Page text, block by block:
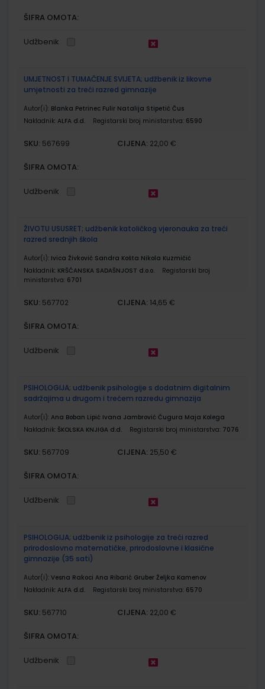
ŠIFRA OMOTA:
Udžbenik
UMJETNOST I TUMAČENJE SVIJETA; udžbenik iz likovne
umjetnosti za treći razred gimnazije
Autor(i): Blanka Petrinec Fulir Natalija Stipetić Čus
Nakladnik: ALFA d.d. Registarski broj ministarstva: 6590
SKU: 567699 CIJENA: 22,00 €
ŠIFRA OMOTA:
Udžbenik
ŽIVOTU USUSRET; udžbenik katoličkog vjeronauka za treći
razred srednjih škola
Autor(i): Ivica Živković Sandra Košta Nikola Kuzmičić
Nakladnik: KRŠĆANSKA SADAŠNJOST d.o.o.
Registarski broj
ministarstva: 6701
SKU: 567702 CIJENA: 14,65 €
ŠIFRA OMOTA:
Udžbenik
PSIHOLOGIJA; udžbenik psihologije s dodatnim digitalnim
sadržajima u drugom i trećem razredu gimnazija
Autor(i): Ana Boban Lipić Ivana Jambrović Čugura Maja Kolega
Nakladnik: ŠKOLSKA KNJIGA d.d. Registarski broj ministarstva: 7076
SKU: 567709 CIJENA: 25,50 €
ŠIFRA OMOTA:
Udžbenik
PSIHOLOGIJA; udžbenik iz psihologije za treći razred
prirodoslovno matematičke, prirodoslovne i klasične
gimnazije (35 sati)
Autor(i): Vesna Rakoci Ana Ribarić Gruber Željka Kamenov
Nakladnik: ALFA d.d. Registarski broj ministarstva: 6570
SKU: 567710 CIJENA: 22,00 €
ŠIFRA OMOTA:
Udžbenik